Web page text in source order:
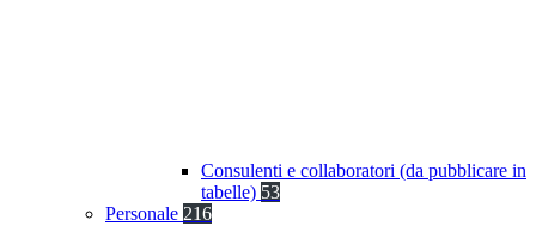
Consulenti e collaboratori (da pubblicare in
tabelle) 53
Personale 216